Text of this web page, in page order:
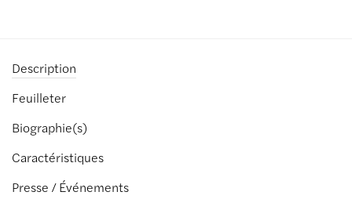
Description
Feuilleter
Biographie(s)
Caractéristiques
Presse / Événements